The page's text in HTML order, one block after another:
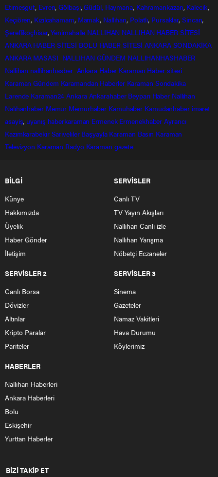
Etimesgut, Evren,Gölbaşı,Güdül, Haymana, Kahramankazan, Kalecik,
Keçiören, Kızılcahamam, Mamak, Nallıhan, Polatlı, Pursaklar,Sincan,
Şereflikoçhisar,Yenimahalle NALLIHAN NALLIHAN HABER SİTESİ
ANKARA HABER SİTESİ BOLU HABER SİTESİ ANKARA SONDAKİKA
ANKARA MASASI NALLIHAN GÜNDEM NALLIHANHASHABER
Nallihan nallihanhasber Ankara Haber Karaman Haber sitesi
Karaman Gündem Karamandan Haberler Karaman Sondakika
Larende Karaman24 Ankara Ankarahaber Beyparı Haber Nallıhan
Nalıhanhaber Memur Memurhaber Kamuhaber Kamudanhaber imaret
asayiş, uyanış haberkaraman Ermenek Ermenekhaber Ayrancı
Kazımkarabekir Sarıveliler Başyayla Karaman Basın Karaman
Televizyon Karaman Radyo Karaman gazete
BİLGİ
Künye
Hakkımızda
Üyelik
Haber Gönder
İletişim
SERVİSLER
Canlı TV
TV Yayın Akışları
Nallıhan Canlı izle
Nallıhan Yarışma
Nöbetçi Eczaneler
SERVİSLER 2
Canlı Borsa
Dövizler
Altınlar
Kripto Paralar
Pariteler
SERVİSLER 3
Sinema
Gazeteler
Namaz Vakitleri
Hava Durumu
Köylerimiz
HABERLER
Nallıhan Haberleri
Ankara Haberleri
Bolu
Eskişehir
Yurttan Haberler
BİZİ TAKİP ET